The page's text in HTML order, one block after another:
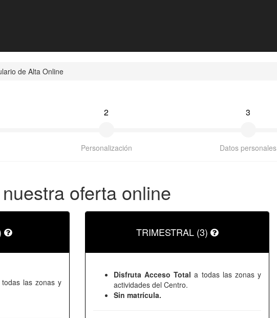
de Alta Online
2
Personalización
3
Datos personales
oferta online
las zonas y
TRIMESTRAL (3)
Disfruta Acceso Totala todas las zonas y
actividades del Centro.
Sin matrícula.